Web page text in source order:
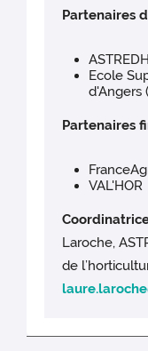
Partenaires
Ecole
d'Angers
Partenaires
VAL'HOR
Laroche,
de